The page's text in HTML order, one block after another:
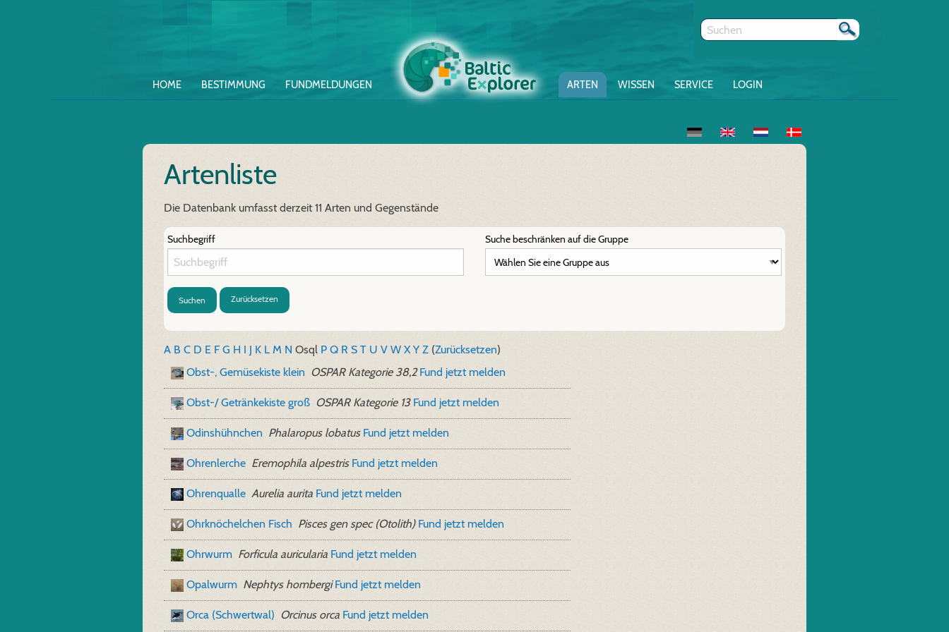
HOME BESTIMMUNG FUNDMELDUNGEN ARTEN WISSEN SERVICE LOGIN
Artenliste
Die Datenbank umfasst derzeit 11 Arten und Gegenstände
Suchbegriff Suche beschränken auf die Gruppe
Suchen Zurücksetzen
A B C D E FG H I J K L M N Osql P Q R S T U V W XY Z (Zurücksetzen)
Obst-, Gemüsekiste klein OSPAR Kategorie 38,2 Fund jetzt melden
Obst-/ Getränkekiste groß OSPAR Kategorie 13 Fund jetzt melden
Odinshühnchen Phalaropus lobatus Fund jetzt melden
Ohrenlerche Eremophila alpestris Fund jetzt melden
Ohrenqualle Aurelia aurita Fund jetzt melden
Ohrknöchelchen Fisch Pisces gen spec (Otolith) Fund jetzt melden
Ohrwurm Forficula auricularia Fund jetzt melden
Opalwurm Nephtys hombergi Fund jetzt melden
Orca (Schwertwal) Orcinus orca Fund jetzt melden